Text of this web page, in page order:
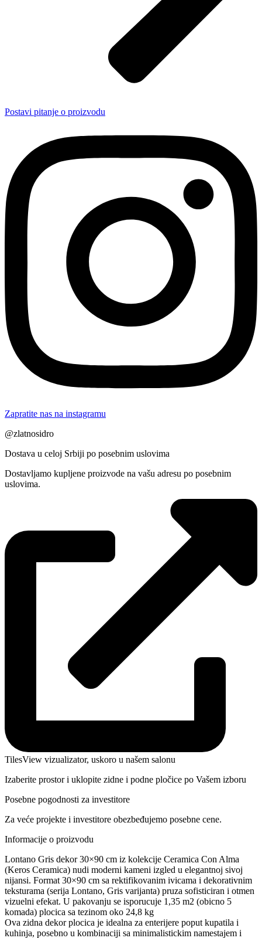
Postavi pitanje o proizvodu
Zapratite nas na instagramu
@zlatnosidro
Dostava u celoj Srbiji po posebnim uslovima
Dostavljamo kupljene proizvode na vašu adresu po posebnim
uslovima.
TilesView vizualizator, uskoro u našem salonu
Izaberite prostor i uklopite zidne i podne pločice po Vašem izboru
Posebne pogodnosti za investitore
Za veće projekte i investitore obezbeđujemo posebne cene.
Informacije o proizvodu
Lontano Gris dekor 30×90 cm iz kolekcije Ceramica Con Alma
(Keros Ceramica) nudi moderni kameni izgled u elegantnoj sivoj
nijansi. Format 30×90 cm sa rektifikovanim ivicama i dekorativnim
teksturama (serija Lontano, Gris varijanta) pruza sofisticiran i otmen
vizuelni efekat. U pakovanju se isporucuje 1,35 m2 (obicno 5
komada) plocica sa tezinom oko 24,8 kg
Ova zidna dekor plocica je idealna za enterijere poput kupatila i
kuhinja, posebno u kombinaciji sa minimalistickim namestajem i